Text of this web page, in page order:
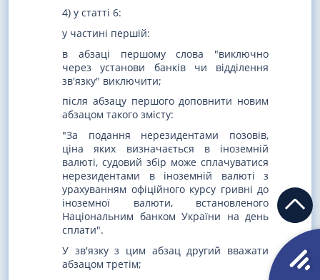
4) у статті 6:
у частині першій:
в абзаці першому слова "виключно
через установи банків чи відділення
зв'язку" виключити;
після абзацу першого доповнити новим
абзацом такого змісту:
"За подання нерезидентами позовів,
ціна яких визначається в іноземній
валюті, судовий збір може сплачуватися
нерезидентами в іноземній валюті з
урахуванням офіційного курсу гривні до
іноземної валюти, встановленого
Національним банком України на день
сплати".
У зв'язку з цим абзац другий вважати
абзацом третім;